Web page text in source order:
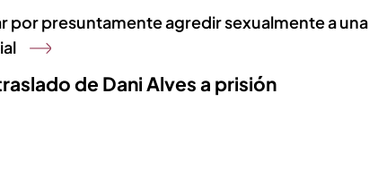
por presuntamente agredir sexualmente a una
de Dani Alves a prisión